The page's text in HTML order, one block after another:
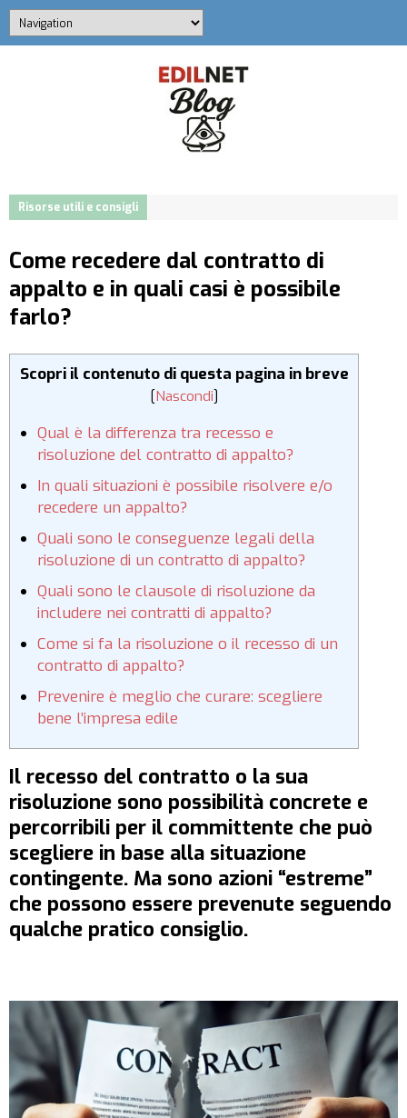
Risorse utili e consigli
Come recedere dal contratto di
appalto e in quali casi è possibile
farlo?
Scopri il contenuto di questa pagina in breve
[Nascondi]
Qual è la differenza tra recesso e
risoluzione del contratto di appalto?
In quali situazioni è possibile risolvere e/o
recedere un appalto?
Quali sono le conseguenze legali della
risoluzione di un contratto di appalto?
Quali sono le clausole di risoluzione da
includere nei contratti di appalto?
Come si fa la risoluzione o il recesso di un
contratto di appalto?
Prevenire è meglio che curare: scegliere
bene l’impresa edile
Il recesso del contratto o la sua
risoluzione sono possibilità concrete e
percorribili per il committente che può
scegliere in base alla situazione
contingente. Ma sono azioni “estreme”
che possono essere prevenute seguendo
qualche pratico consiglio.